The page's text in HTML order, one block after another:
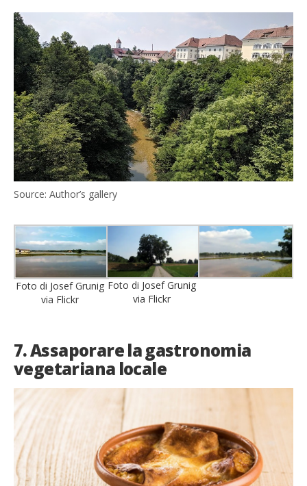
Source: Author’s gallery
Foto di Josef Grunig
via Flickr
Foto di Josef Grunig
via Flickr
7. Assaporare la gastronomia
vegetariana locale